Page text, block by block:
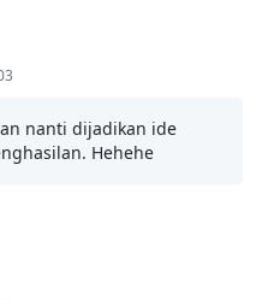
nanti dijadikan ide
Hehehe